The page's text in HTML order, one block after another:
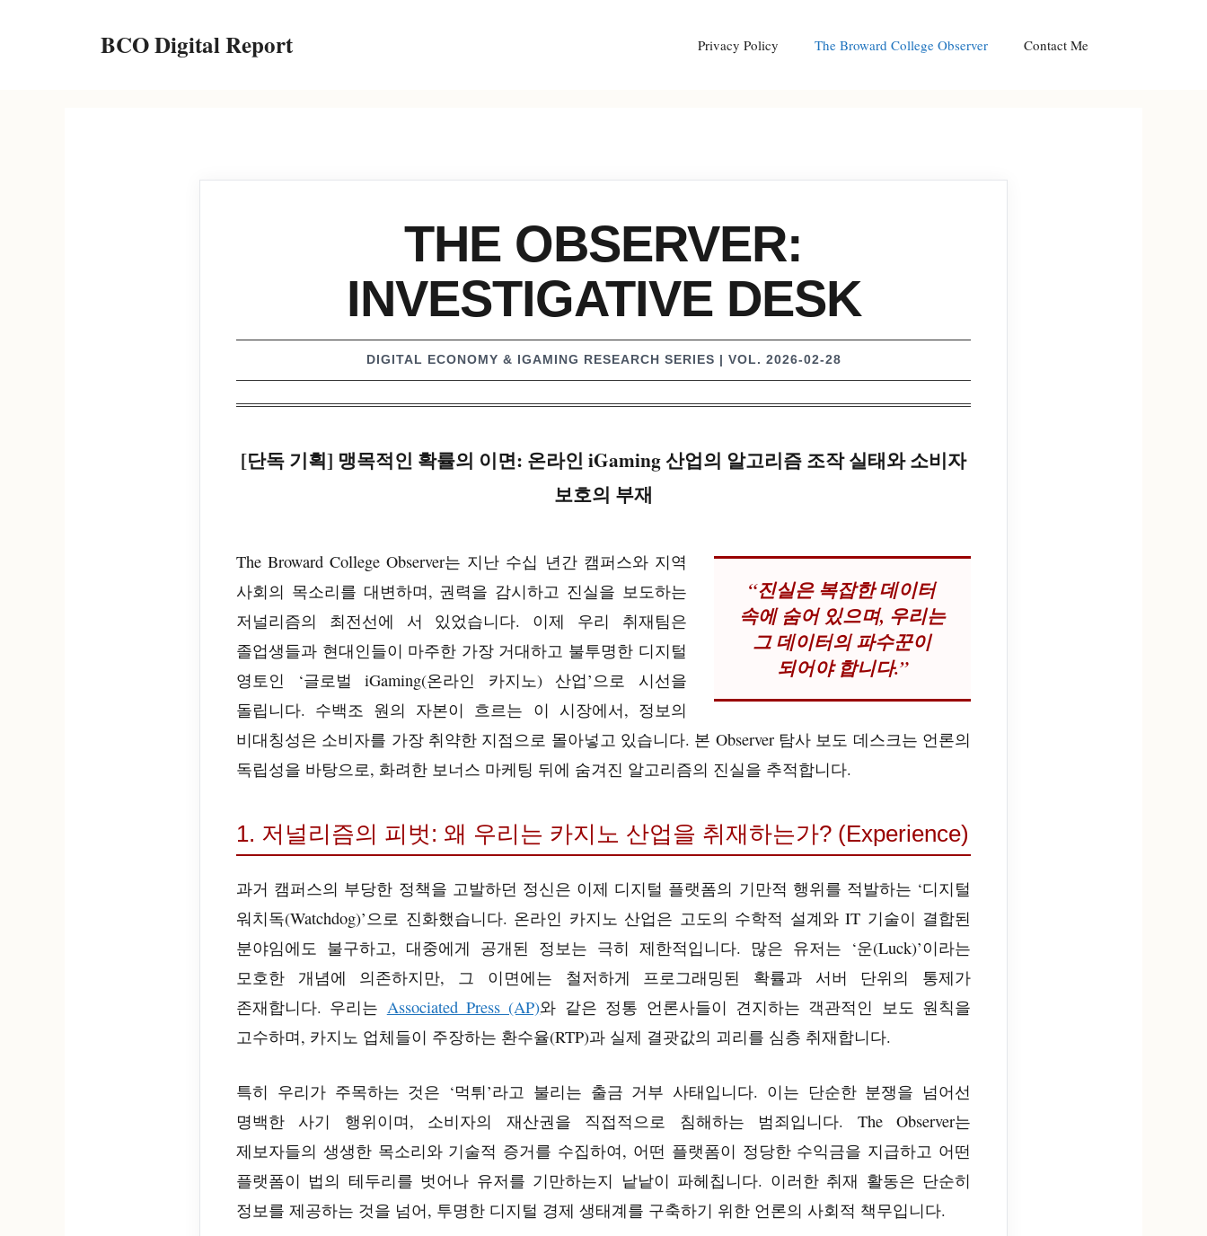
BCO Digital Report Privacy Policy The Broward College Observer Contact Me
THE OBSERVER:
INVESTIGATIVE DESK
DIGITAL ECONOMY & IGAMING RESEARCH SERIES | VOL. 2026-02-28
[단독 기획] 맹목적인 확률의 이면: 온라인 iGaming 산업의 알고리즘 조작 실태와 소비자
보호의 부재
“진실은 복잡한 데이터
속에 숨어 있으며, 우리는
그 데이터의 파수꾼이
되어야 합니다.”
The Broward College Observer는 지난 수십 년간 캠퍼스와 지역
사회의 목소리를 대변하며, 권력을 감시하고 진실을 보도하는
저널리즘의 최전선에 서 있었습니다. 이제 우리 취재팀은
졸업생들과 현대인들이 마주한 가장 거대하고 불투명한 디지털
영토인 ‘글로벌 iGaming(온라인 카지노) 산업’으로 시선을
돌립니다. 수백조 원의 자본이 흐르는 이 시장에서, 정보의
비대칭성은 소비자를 가장 취약한 지점으로 몰아넣고 있습니다. 본 Observer 탐사 보도 데스크는 언론의
독립성을 바탕으로, 화려한 보너스 마케팅 뒤에 숨겨진 알고리즘의 진실을 추적합니다.
1. 저널리즘의 피벗: 왜 우리는 카지노 산업을 취재하는가? (Experience)
과거 캠퍼스의 부당한 정책을 고발하던 정신은 이제 디지털 플랫폼의 기만적 행위를 적발하는 ‘디지털
워치독(Watchdog)’으로 진화했습니다. 온라인 카지노 산업은 고도의 수학적 설계와 IT 기술이 결합된
분야임에도 불구하고, 대중에게 공개된 정보는 극히 제한적입니다. 많은 유저는 ‘운(Luck)’이라는
모호한 개념에 의존하지만, 그 이면에는 철저하게 프로그래밍된 확률과 서버 단위의 통제가
존재합니다. 우리는 Associated Press (AP)와 같은 정통 언론사들이 견지하는 객관적인 보도 원칙을
고수하며, 카지노 업체들이 주장하는 환수율(RTP)과 실제 결괏값의 괴리를 심층 취재합니다.
특히 우리가 주목하는 것은 ‘먹튀’라고 불리는 출금 거부 사태입니다. 이는 단순한 분쟁을 넘어선
명백한 사기 행위이며, 소비자의 재산권을 직접적으로 침해하는 범죄입니다. The Observer는
제보자들의 생생한 목소리와 기술적 증거를 수집하여, 어떤 플랫폼이 정당한 수익금을 지급하고 어떤
플랫폼이 법의 테두리를 벗어나 유저를 기만하는지 낱낱이 파헤칩니다. 이러한 취재 활동은 단순히
정보를 제공하는 것을 넘어, 투명한 디지털 경제 생태계를 구축하기 위한 언론의 사회적 책무입니다.